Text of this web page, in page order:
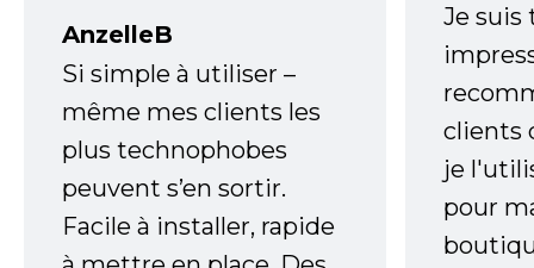
AnzelleB
Si simple à utiliser –
même mes clients les
plus technophobes
peuvent s’en sortir.
Facile à installer, rapide
Je
clients
je
pour